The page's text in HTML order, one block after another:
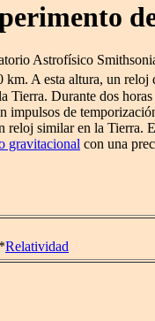
Astrofísico
km. A esta altura, un reloj
Tierra. Durante dos
impulsos de
reloj similar en la Tierra.
gravitacional con una
Relatividad